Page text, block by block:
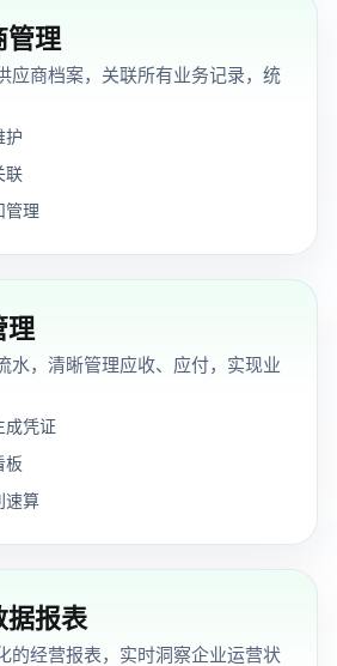
管理
应商档案，关联所有业务记录，统
护
联
管理
理
水，清晰管理应收、应付，实现业
成凭证
板
速算
据报表
的经营报表，实时洞察企业运营状